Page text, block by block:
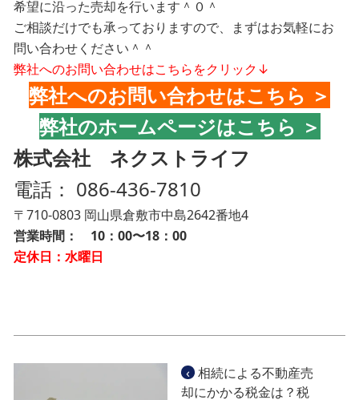
希望に沿った売却を行います＾０＾
ご相談だけでも承っておりますので、まずはお気軽にお
問い合わせください＾＾
弊社へのお問い合わせはこちらをクリック↓
弊社へのお問い合わせはこちら ＞
弊社のホームページはこちら ＞
株式会社 ネクストライフ
電話： 086-436-7810
〒710-0803 岡山県倉敷市中島2642番地4
営業時間： 10：00〜18：00
定休日：水曜日
‹ 相続による不動産売
却にかかる税金は？税